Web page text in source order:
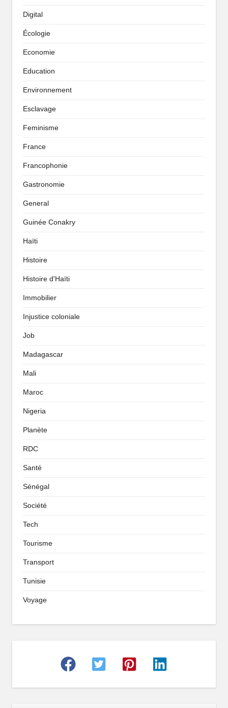
Digital
Écologie
Economie
Education
Environnement
Esclavage
Feminisme
France
Francophonie
Gastronomie
General
Guinée Conakry
Haïti
Histoire
Histoire d'Haïti
Immobilier
Injustice coloniale
Job
Madagascar
Mali
Maroc
Nigeria
Planète
RDC
Santé
Sénégal
Société
Tech
Tourisme
Transport
Tunisie
Voyage